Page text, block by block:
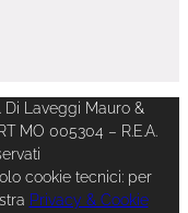
Di Laveggi Mauro &
MO 005304 – R.E.A.
cookie tecnici: per
Privacy & Cookie